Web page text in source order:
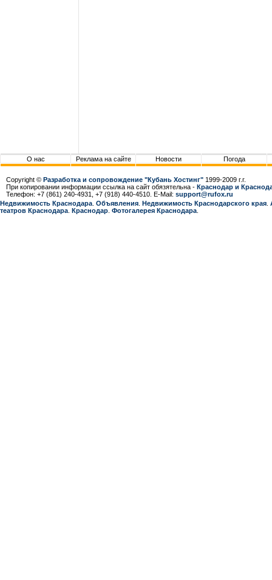
О нас Реклама на сайте Новости Погода
Copyright © Разработка и сопровождение "Кубань Хостинг" 1999-2009 г.г.
При копировании информации ссылка на сайт обязятельна - Краснодар и
Телефон: +7 (861) 240-4931, +7 (918) 440-4510. E-Mail: support@rufox.ru
Недвижимость Краснодара Объявления Недвижимость Краснодарcкого края
театров Краснодара Краснодар Фотогалерея Краснодара